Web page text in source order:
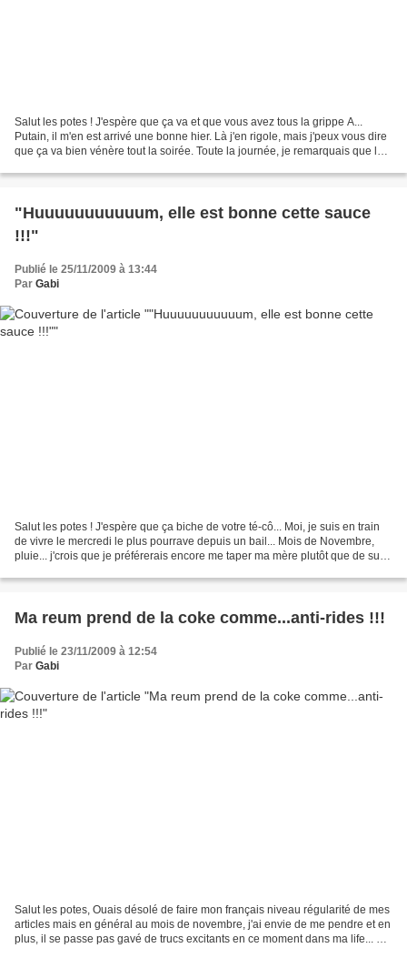
Salut les potes ! J'espère que ça va et que vous avez tous la grippe A...
Putain, il m'en est arrivé une bonne hier. Là j'en rigole, mais j'peux vous dire
que ça va bien vénère tout la soirée. Toute la journée, je remarquais que les
"Huuuuuuuuuuum, elle est bonne cette sauce
!!!"
Publié le 25/11/2009 à 13:44
Par Gabi
Salut les potes ! J'espère que ça biche de votre té-cô... Moi, je suis en train
de vivre le mercredi le plus pourrave depuis un bail... Mois de Novembre,
pluie... j'crois que je préférerais encore me taper ma mère plutôt que de subir
Ma reum prend de la coke comme...anti-rides !!!
Publié le 23/11/2009 à 12:54
Par Gabi
Salut les potes, Ouais désolé de faire mon français niveau régularité de mes
articles mais en général au mois de novembre, j'ai envie de me pendre et en
plus, il se passe pas gavé de trucs excitants en ce moment dans ma life... Et